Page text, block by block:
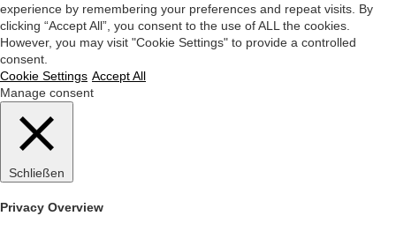
experience by remembering your preferences and repeat visits. By
clicking “Accept All”, you consent to the use of ALL the cookies.
However, you may visit "Cookie Settings" to provide a controlled
consent.
Cookie Settings Accept All
Manage consent
Schließen
Privacy Overview